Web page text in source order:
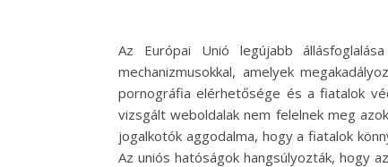
Az Európai Unió legújabb
mechanizmusokkal, amelyek
pornográfia elérhetősége és a fiatalok
vizsgált weboldalak nem felelnek meg
jogalkotók aggodalma, hogy a fiatalok
Az uniós hatóságok hangsúlyozták, hogy